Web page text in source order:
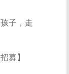
子，走
募】